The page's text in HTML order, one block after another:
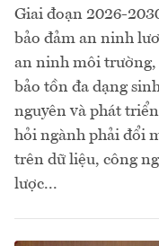
Giai đoạn 2026-
bảo đảm an ninh
an ninh môi trường,
bảo tồn đa dạng
nguyên và phát
hỏi ngành phải đổi
trên dữ liệu, công
lược...